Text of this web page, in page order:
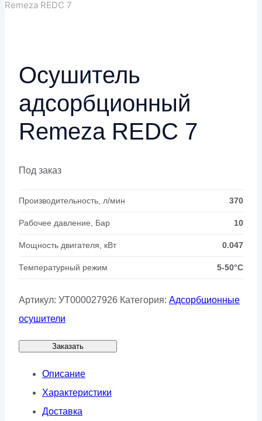
Remeza REDC 7
Осушитель
адсорбционный
Remeza REDC 7
Под заказ
Производительность, л/мин 370
Рабочее давление, Бар 10
Мощность двигателя, кВт 0.047
Температурный режим 5-50°C
Артикул: УТ000027926 Категория: Адсорбционные
осушители
Заказать
Описание
Характеристики
Доставка